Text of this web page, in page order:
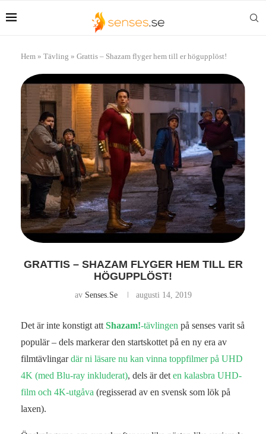
Hem » Tävling » Grattis – Shazam flyger hem till er högupplöst!
GRATTIS – SHAZAM FLYGER HEM TILL ER
HÖGUPPLÖST!
av Senses.se augusti 14, 2019
Det är inte konstigt att Shazam!-tävlingen på senses varit så
populär – dels markerar den startskottet på en ny era av
filmtävlingardär ni läsare nu kan vinna toppfilmer på UHD
4K (med Blu-ray inkluderat), dels är det en kalasbra UHD-
film och 4K-utgåva (regisserad av en svensk som lök på
laxen).